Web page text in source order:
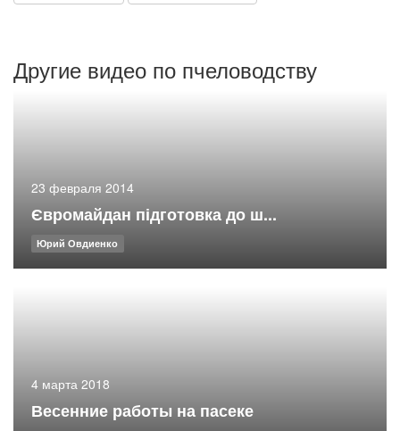
Другие видео по пчеловодству
23 февраля 2014
Євромайдан підготовка до ш...
Юрий Овдиенко
4 марта 2018
Весенние работы на пасеке